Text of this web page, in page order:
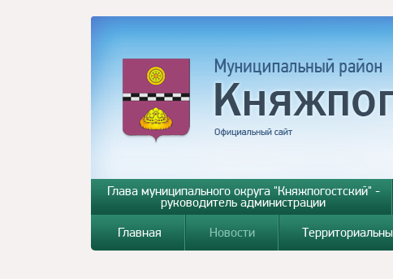
Глава муниципального округа "Княжпогостский" -
руководитель администрации
Главная Новости